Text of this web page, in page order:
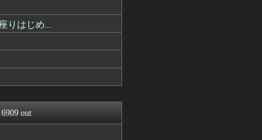
-復讐・修羅場・...
ねる
ねる
-復讐・修羅場・...
-復讐・修羅場・...
りはじめ...
out